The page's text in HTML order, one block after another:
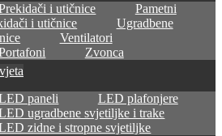
i utičnice
Pametni
i utičnice
Ugradbene
Ventilatori
Zvonca
paneli
LED plafonjere
ugradbene svjetiljke i trake
zidne i stropne svjetiljke